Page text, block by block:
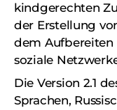
kindgerechten
der Erstellung
dem Aufbereiten
soziale
Die Version 2.1
Sprachen,